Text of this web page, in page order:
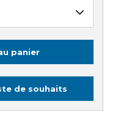
panier
de souhaits